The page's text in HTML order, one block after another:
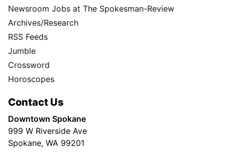
Newsroom Jobs at The Spokesman-Review
Archives/Research
RSS Feeds
Jumble
Crossword
Horoscopes
Contact Us
Downtown Spokane
999 W Riverside Ave
Spokane, WA 99201